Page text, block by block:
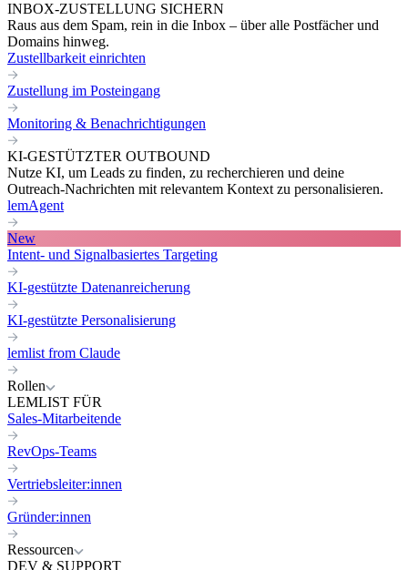
INBOX-ZUSTELLUNG SICHERN
Raus aus dem Spam, rein in die Inbox – über alle Postfächer und
Domains hinweg.
Zustellbarkeit einrichten
Zustellung im Posteingang
Monitoring & Benachrichtigungen
KI-GESTÜTZTER OUTBOUND
Nutze KI, um Leads zu finden, zu recherchieren und deine
Outreach-Nachrichten mit relevantem Kontext zu personalisieren.
lemAgent
New
Intent- und Signalbasiertes Targeting
KI-gestützte Datenanreicherung
KI-gestützte Personalisierung
lemlist from Claude
Rollen
LEMLIST FÜR
Sales-Mitarbeitende
RevOps-Teams
Vertriebsleiter:innen
Gründer:innen
Ressourcen
DEV & SUPPORT